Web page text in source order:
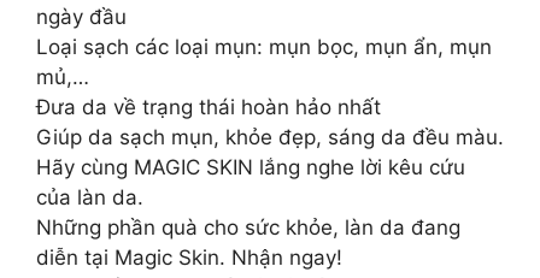
ngày đầu
Loại sạch các loại mụn: mụn bọc, mụn ẩn, mụn
mủ,…
Đưa da về trạng thái hoàn hảo nhất
Giúp da sạch mụn, khỏe đẹp, sáng da đều màu.
Hãy cùng MAGIC SKIN lắng nghe lời kêu cứu
của làn da.
Những phần quà cho sức khỏe, làn da đang
diễn tại Magic Skin. Nhận ngay!